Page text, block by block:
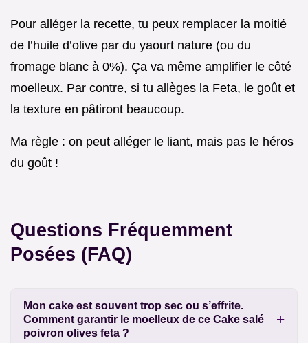
Pour alléger la recette, tu peux remplacer la moitié
de l’huile d’olive par du yaourt nature (ou du
fromage blanc à 0%). Ça va même amplifier le côté
moelleux. Par contre, si tu allèges la Feta, le goût et
la texture en pâtiront beaucoup.
Ma règle : on peut alléger le liant, mais pas le héros
du goût !
Questions Fréquemment
Posées (FAQ)
Mon cake est souvent trop sec ou s’effrite.
Comment garantir le moelleux de ce Cake salé
poivron olives feta ?